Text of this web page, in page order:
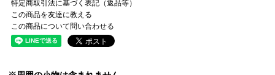
特定商取引法に基づく表記（返品等）
この商品を友達に教える
この商品について問い合わせる